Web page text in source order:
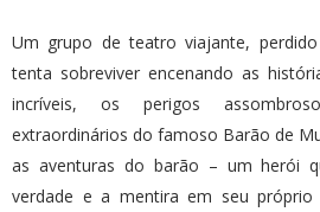
Um grupo de teatro viajante,
tenta sobreviver encenando as
incríveis, os perigos
extraordinários do famoso Barão de
as aventuras do barão – um herói
verdade e a mentira em seu